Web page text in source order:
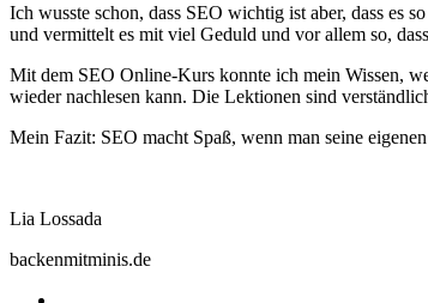
Ich wusste schon, dass SEO wichtig ist aber, dass es
und vermittelt es mit viel Geduld und vor allem so,
Mit dem SEO Online-Kurs konnte ich mein Wissen,
wieder nachlesen kann. Die Lektionen sind
Mein Fazit: SEO macht Spaß, wenn man seine
Lia Lossada
backenmitminis.de